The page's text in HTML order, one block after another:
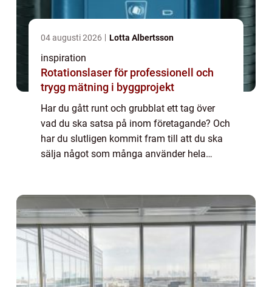
04 augusti 2026 Lotta Albertsson
inspiration
Rotationslaser för professionell och
trygg mätning i byggprojekt
Har du gått runt och grubblat ett tag över
vad du ska satsa på inom företagande? Och
har du slutligen kommit fram till att du ska
sälja något som många använder hela